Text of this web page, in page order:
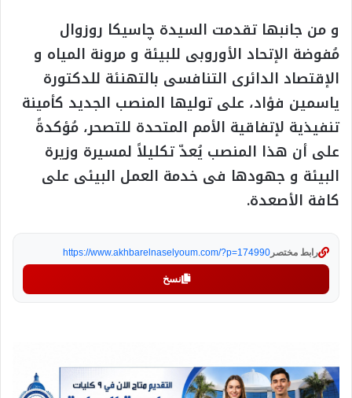
و من جانبها تقدمت السيدة چاسيكا روزوال
مُفوضة الإتحاد الأوروبى للبيئة و مرونة المياه و
الإقتصاد الدائرى التنافسى بالتهنئة للدكتورة
ياسمين فؤاد، على توليها المنصب الجديد كأمينة
تنفيذية لإتفاقية الأمم المتحدة للتصحر، مُؤكدةً
على أن هذا المنصب يُعدّ تكليلاً لمسيرة وزيرة
البيئة و جهودها فى خدمة العمل البيئى على
كافة الأصعدة.
رابط مختصر https://www.akhbarelnaselyoum.com/?p=174990
نسخ